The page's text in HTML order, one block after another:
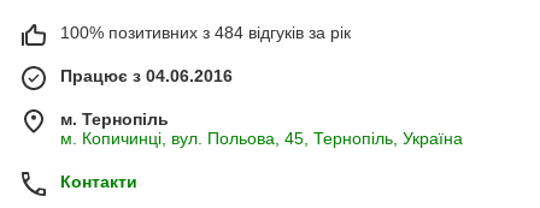
100% позитивних з 484 відгуків за рік
Працює з 04.06.2016
м. Тернопіль
м. Копичинці, вул. Польова, 45, Тернопіль, Україна
Контакти